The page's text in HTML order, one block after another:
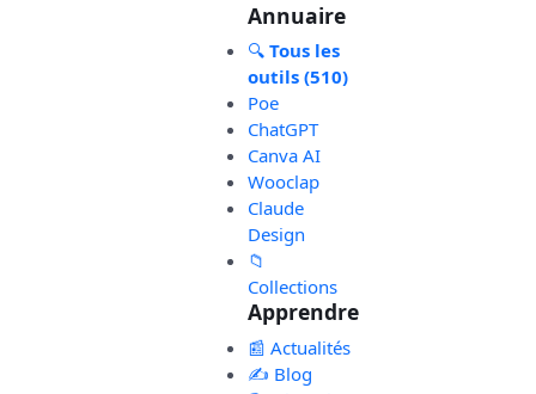
Annuaire
🔍 Tous les
outils (510)
Poe
ChatGPT
Canva AI
Wooclap
Claude
Design
📁
Collections
Apprendre
📰 Actualités
✍️ Blog